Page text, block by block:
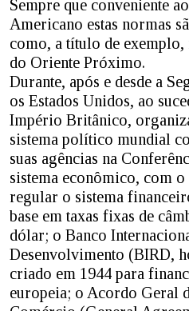
Sempre que conveniente
Americano estas normas
como, a título de exemplo,
do Oriente Próximo.
Durante, após e desde a
os Estados Unidos, ao
Império Britânico,
sistema político mundial
suas agências na
sistema econômico, com
regular o sistema
base em taxas fixas de
dólar; o Banco
Desenvolvimento (BIRD,
criado em 1944 para
europeia; o Acordo Geral